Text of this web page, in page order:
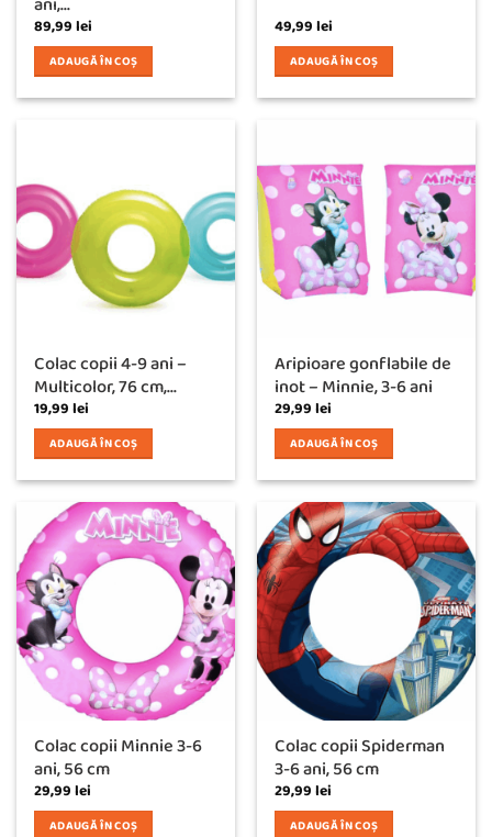
89,99lei
ADAUGĂ ÎN COȘ
49,99lei
ADAUGĂ ÎN COȘ
Colac copii 4-9 ani –
Multicolor, 76 cm,...
19,99lei
ADAUGĂ ÎN COȘ
Aripioare gonflabile de
inot – Minnie, 3-6 ani
29,99lei
ADAUGĂ ÎN COȘ
Colac copii Minnie 3-6
ani, 56 cm
29,99lei
ADAUGĂ ÎN COȘ
Colac copii Spiderman
3-6 ani, 56 cm
29,99lei
ADAUGĂ ÎN COȘ